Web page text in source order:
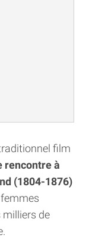
film
rencontre à
(1804-1876)
milliers de